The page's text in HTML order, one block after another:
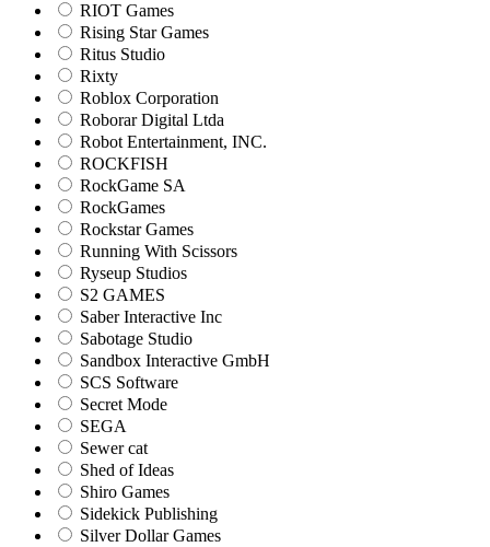
RIOT Games
Rising Star Games
Ritus Studio
Rixty
Roblox Corporation
Roborar Digital Ltda
Robot Entertainment, INC.
ROCKFISH
RockGame SA
RockGames
Rockstar Games
Running With Scissors
Ryseup Studios
S2 GAMES
Saber Interactive Inc
Sabotage Studio
Sandbox Interactive GmbH
SCS Software
Secret Mode
SEGA
Sewer cat
Shed of Ideas
Shiro Games
Sidekick Publishing
Silver Dollar Games